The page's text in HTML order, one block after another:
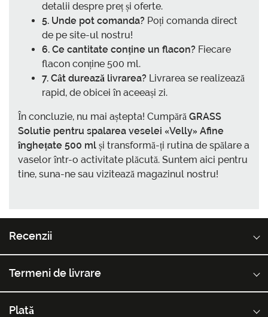
detalii despre preț și oferte.
5. Unde pot comanda? Poți comanda direct
de pe site-ul nostru!
6. Ce cantitate conține un flacon? Fiecare
flacon conține 500 ml.
7. Cât durează livrarea? Livrarea se realizează
rapid, de obicei în aceeași zi.
În concluzie, nu mai aștepta! Cumpără GRASS
Solutie pentru spalarea veselei «Velly» Afine
înghețate 500 ml și transformă-ți rutina de spălare a
vaselor într-o activitate plăcută. Suntem aici pentru
tine, suna-ne sau vizitează magazinul nostru!
Recenzii
Termeni de livrare
Plată